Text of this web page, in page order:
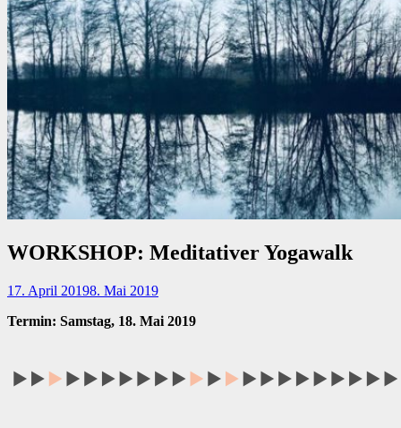
WORKSHOP: Meditativer Yogawalk
17. April 20198. Mai 2019
Termin: Samstag, 18. Mai 2019